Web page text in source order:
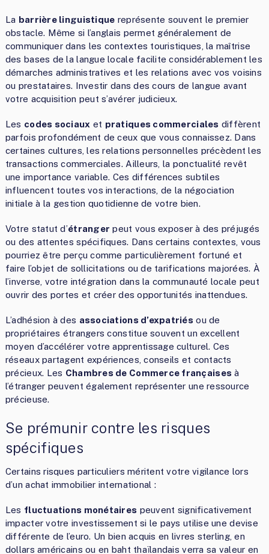
La barrière linguistique représente souvent le premier
obstacle. Même si l’anglais permet généralement de
communiquer dans les contextes touristiques, la maîtrise
des bases de la langue locale facilite considérablement les
démarches administratives et les relations avec vos voisins
ou prestataires. Investir dans des cours de langue avant
votre acquisition peut s’avérer judicieux.
Les codes sociaux et pratiques commerciales diffèrent
parfois profondément de ceux que vous connaissez. Dans
certaines cultures, les relations personnelles précèdent les
transactions commerciales. Ailleurs, la ponctualité revêt
une importance variable. Ces différences subtiles
influencent toutes vos interactions, de la négociation
initiale à la gestion quotidienne de votre bien.
Votre statut d’étranger peut vous exposer à des préjugés
ou des attentes spécifiques. Dans certains contextes, vous
pourriez être perçu comme particulièrement fortuné et
faire l’objet de sollicitations ou de tarifications majorées. À
l’inverse, votre intégration dans la communauté locale peut
ouvrir des portes et créer des opportunités inattendues.
L’adhésion à des associations d’expatriés ou de
propriétaires étrangers constitue souvent un excellent
moyen d’accélérer votre apprentissage culturel. Ces
réseaux partagent expériences, conseils et contacts
précieux. Les Chambres de Commerce françaises à
l’étranger peuvent également représenter une ressource
précieuse.
Se prémunir contre les risques
spécifiques
Certains risques particuliers méritent votre vigilance lors
d’un achat immobilier international :
Les fluctuations monétaires peuvent significativement
impacter votre investissement si le pays utilise une devise
différente de l’euro. Un bien acquis en livres sterling, en
dollars américains ou en baht thaïlandais verra sa valeur en